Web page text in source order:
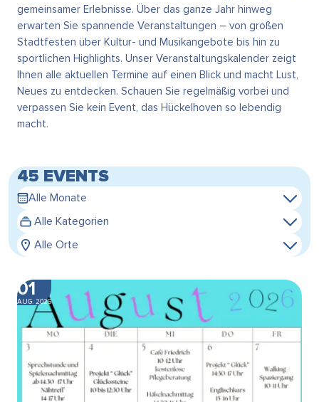
gemeinsamer Erlebnisse. Über das ganze Jahr hinweg
erwarten Sie spannende Veranstaltungen – von großen
Stadtfesten über Kultur- und Musikangebote bis hin zu
sportlichen Highlights. Unser Veranstaltungskalender zeigt
Ihnen alle aktuellen Termine auf einen Blick und macht Lust,
Neues zu entdecken. Schauen Sie regelmäßig vorbei und
verpassen Sie kein Event, das Hückelhoven so lebendig
macht.
45 EVENTS
Alle Monate
Alle Kategorien
Alle Orte
01
AUG. 2026